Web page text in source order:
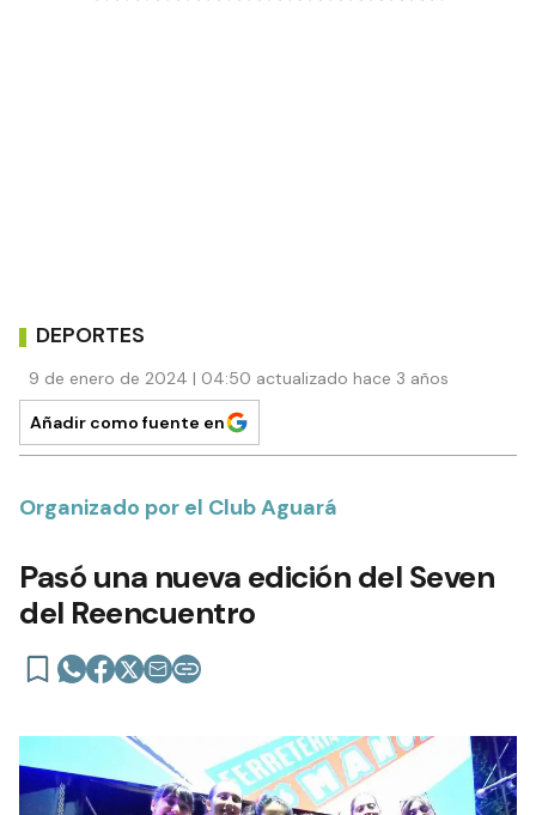
DEPORTES
9 de enero de 2024 | 04:50 actualizado hace 3 años
Añadir como fuente en
Organizado por el Club Aguará
Pasó una nueva edición del Seven
del Reencuentro